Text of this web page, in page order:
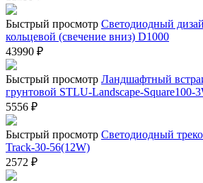
Быстрый просмотр Светодиодный
кольцевой (свечение вниз) D1000
43990 ₽
Быстрый просмотр Ландшафтный
грунтовой STLU-Landscape-Square100-
5556 ₽
Быстрый просмотр Светодиодный
Track-30-56(12W)
2572 ₽